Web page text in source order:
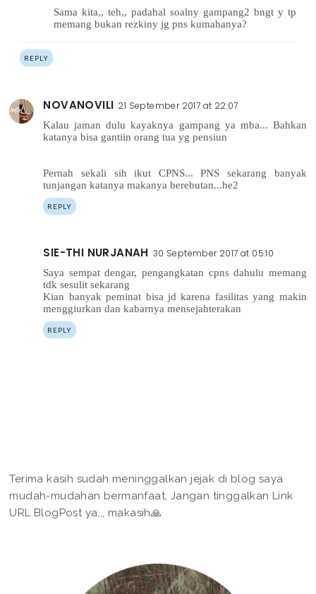
Sama kita,, teh,, padahal soalny gampang2 bngt y tp
memang bukan rezkiny jg pns kumahanya?
REPLY
NOVANOVILI 21 September 2017 at 22:07
Kalau jaman dulu kayaknya gampang ya mba... Bahkan
katanya bisa gantiin orang tua yg pensiun
Pernah sekali sih ikut CPNS... PNS sekarang banyak
tunjangan katanya makanya berebutan...he2
REPLY
SIE-THI NURJANAH 30 September 2017 at 05:10
Saya sempat dengar, pengangkatan cpns dahulu memang
tdk sesulit sekarang
Kian banyak peminat bisa jd karena fasilitas yang makin
menggiurkan dan kabarnya mensejahterakan
REPLY
Terima kasih sudah meninggalkan jejak di blog saya
mudah-mudahan bermanfaat, Jangan tinggalkan Link
URL BlogPost ya,,, makasih🙏